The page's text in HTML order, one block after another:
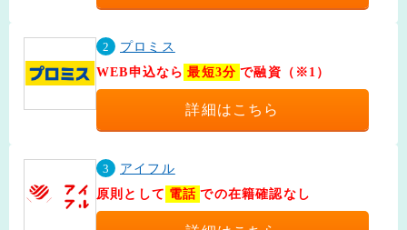
2
プロミス
WEB申込なら 最短3分 で融資（※1）
詳細はこちら
3
アイフル
原則として 電話 での在籍確認なし